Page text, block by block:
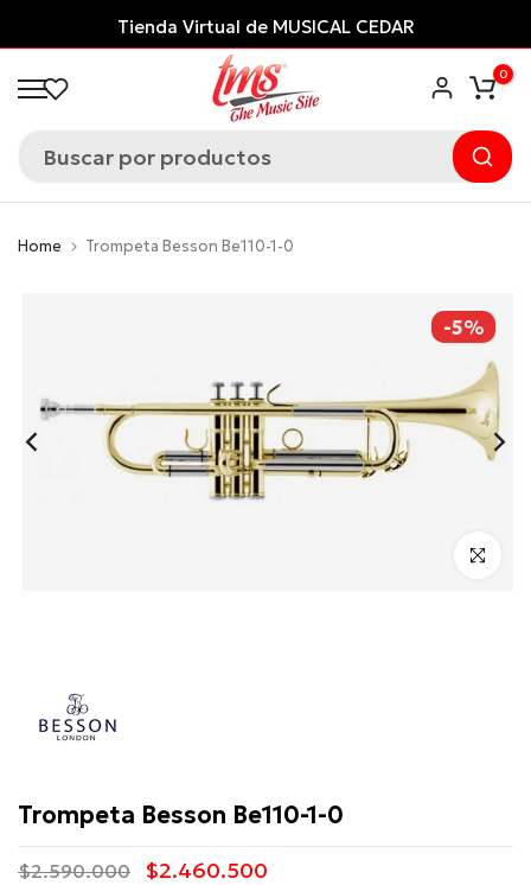
al
contenido
Tienda Virtual de MUSICAL CEDAR
0
Home Trompeta Besson Be110-1-0
-5%
Click para
Trompeta Besson Be110-1-0
$2.590.000 $2.460.500